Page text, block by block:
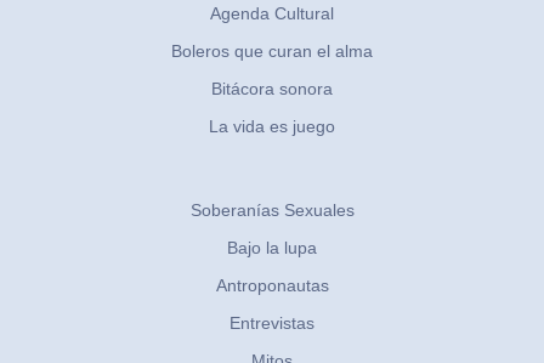
Agenda Cultural
Boleros que curan el alma
Bitácora sonora
La vida es juego
Soberanías Sexuales
Bajo la lupa
Antroponautas
Entrevistas